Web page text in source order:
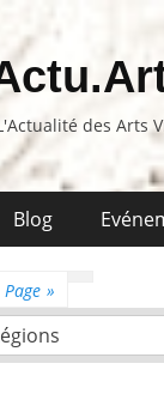
des Arts
Blog
Page »